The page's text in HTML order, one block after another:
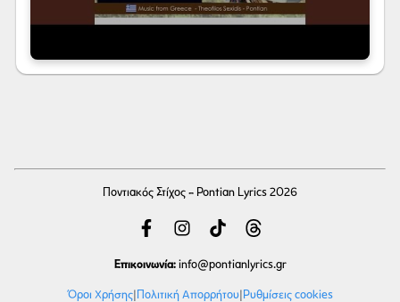
Ποντιακός Στίχος - Pontian Lyrics 2026
Επικοινωνία: info@pontianlyrics.gr
Όροι Χρήσης| Πολιτική Απορρήτου| Ρυθμίσεις cookies